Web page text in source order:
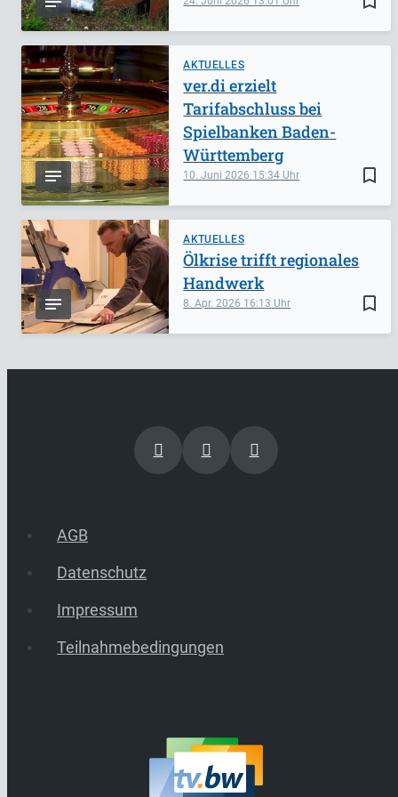
AKTUELLES
bookmark_border
10. Juni 2026 15:34
ver.di erzielt
Tarifabschluss bei
Spielbanken Baden-
Württemberg
AKTUELLES
bookmark_border
8. Apr. 2026 16:13
Ölkrise trifft regionales
Handwerk
AGB
Datenschutz
Impressum
Teilnahmebedingungen